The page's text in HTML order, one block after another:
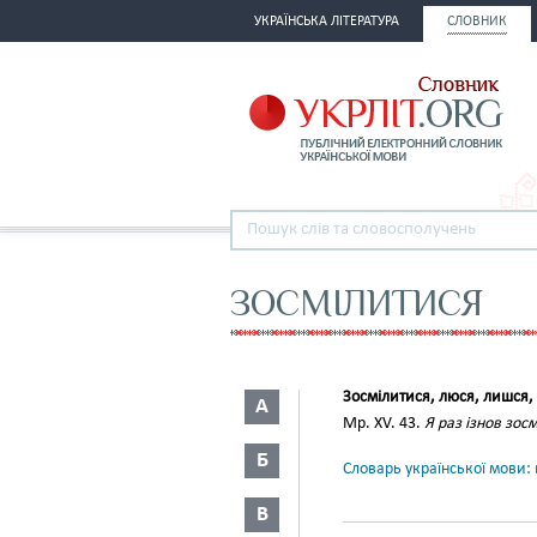
УКРАЇНСЬКА ЛІТЕРАТУРА СЛОВНИК
ЗОСМІЛИТИСЯ
А
Б
В
Зосмілитися, люся, лишся,
Мр. XV. 43. Я раз ізнов
Словарь української